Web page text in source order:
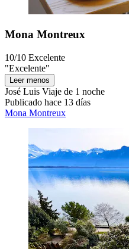
Mona Montreux
10/10 Excelente
"Excelente"
Leer menos
José Luis Viaje de 1 noche
Publicado hace 13 días
Mona Montreux